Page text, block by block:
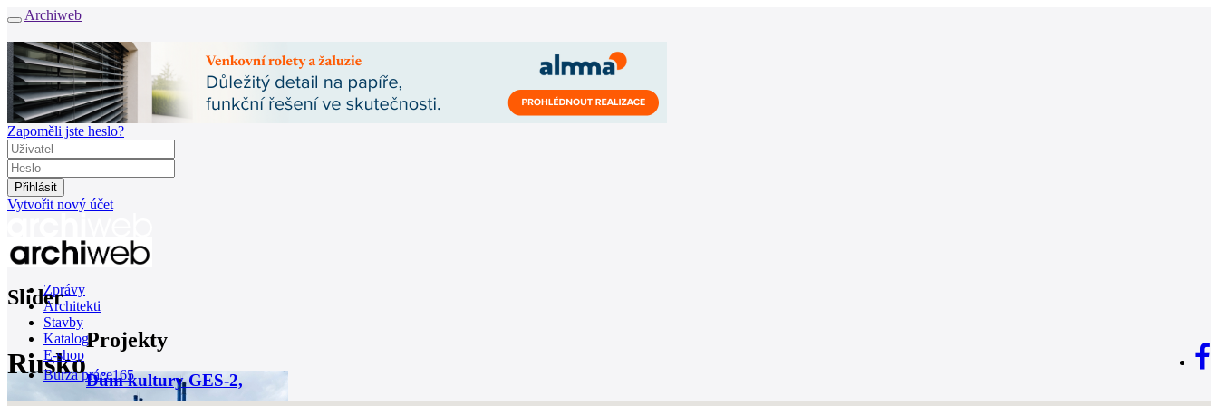
Archiweb
Zapoměli jste heslo?
Vytvořit nový účet
Zprávy
Architekti
Stavby
Katalog
E-shop
Burza práce165
Slider
Rusko
Projekty
Dům kultury GES-2,